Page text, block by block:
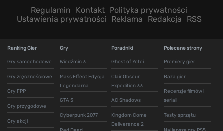
Regulamin Kontakt Polityka prywatności
Ustawienia prywatności
Reklama Redakcja RSS
Ranking Gier
Gry samochodowe
Gry zręcznościowe
Gry FPP
Gry przygodowe
Gry akcji
Gry
Wiedźmin 3
Mass Effect Edycja
Legendarna
GTA 5
Cyberpunk 2077
Poradniki
Ghost of Yotei
Clair Obscur
Expedition 33
AC Shadows
Kingdom Come
Deliverance 2
Polecane strony
Premiery gier
Baza gier
Recenzje filmów i
seriali
Testy sprzętu